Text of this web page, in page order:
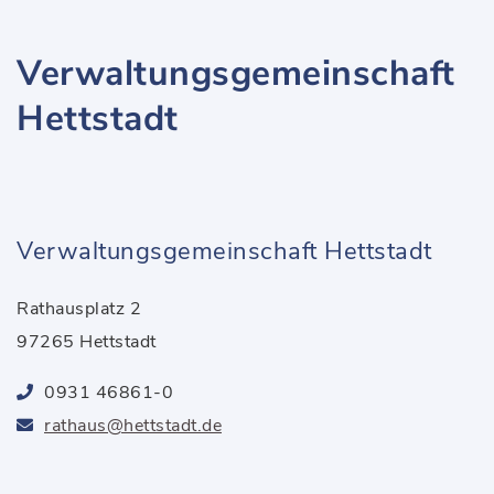
Verwaltungsgemeinschaft
Hettstadt
Verwaltungsgemeinschaft Hettstadt
Rathausplatz 2
97265 Hettstadt
0931 46861-0
rathaus@hettstadt.de